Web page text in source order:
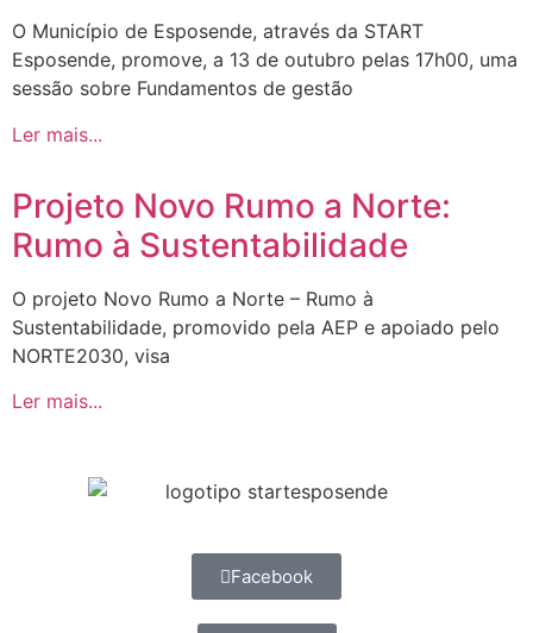
O Município de Esposende, através da START
Esposende, promove, a 13 de outubro pelas 17h00, uma
sessão sobre Fundamentos de gestão
Ler mais...
Projeto Novo Rumo a Norte:
Rumo à Sustentabilidade
O projeto Novo Rumo a Norte – Rumo à
Sustentabilidade, promovido pela AEP e apoiado pelo
NORTE2030, visa
Ler mais...
Facebook